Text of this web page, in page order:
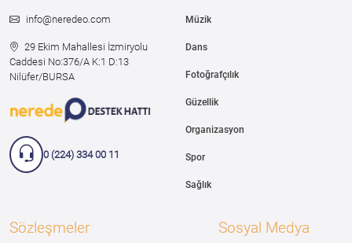
info@neredeo.com
29 Ekim Mahallesi İzmiryolu
Caddesi No:376/A K:1 D:13
Nilüfer/BURSA
0 (224) 334 00 11
Müzik
Dans
Fotoğrafçılık
Güzellik
Organizasyon
Spor
Sağlık
Sözleşmeler Sosyal Medya